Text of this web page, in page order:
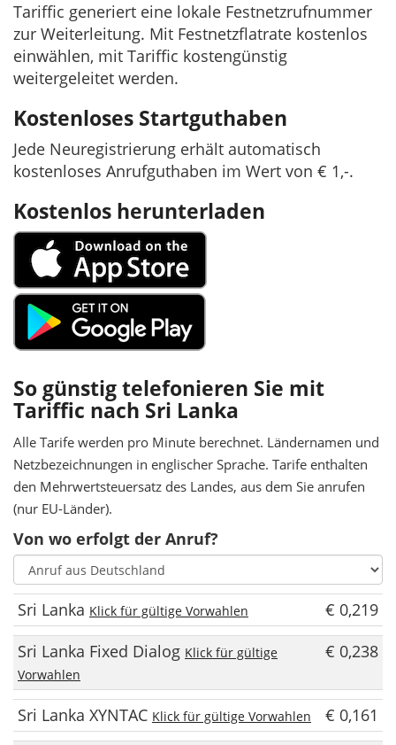
Tariffic generiert eine lokale Festnetzrufnummer
zur Weiterleitung. Mit Festnetzflatrate kostenlos
einwählen, mit Tariffic kostengünstig
weitergeleitet werden.
Kostenloses Startguthaben
Jede Neuregistrierung erhält automatisch
kostenloses Anrufguthaben im Wert von € 1,-.
Kostenlos herunterladen
So günstig telefonieren Sie mit
Tariffic nach Sri Lanka
Alle Tarife werden pro Minute berechnet. Ländernamen und
Netzbezeichnungen in englischer Sprache. Tarife enthalten
den Mehrwertsteuersatz des Landes, aus dem Sie anrufen
(nur EU-Länder).
Von wo erfolgt der Anruf?
Sri Lanka Klick für gültige Vorwahlen
€ 0,219
Sri Lanka Fixed Dialog Klick für gültige
Vorwahlen
€ 0,238
Sri Lanka XYNTAC Klick für gültige Vorwahlen
€ 0,161